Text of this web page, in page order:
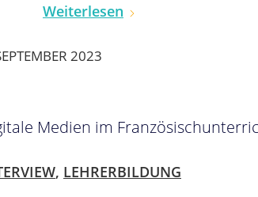
Weiterlesen
2023
Medien im
, LEHRERBILDUNG